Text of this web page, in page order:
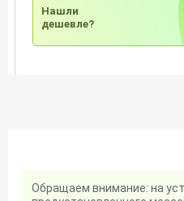
Нашли
дешевле?
Обращаем внимание: на